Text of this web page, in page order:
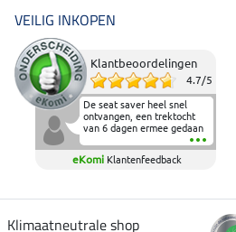
VEILIG INKOPEN
Klantbeoordelingen
4.7/5
De seat saver heel snel
ontvangen, een trektocht
van 6 dagen ermee gedaan
en deze heeft de beproeving
fantastisch doorstaan.
Heerlijk zacht om op te
elkaar in het zadel.
eKomi Klantenfeedback
Klimaatneutrale shop